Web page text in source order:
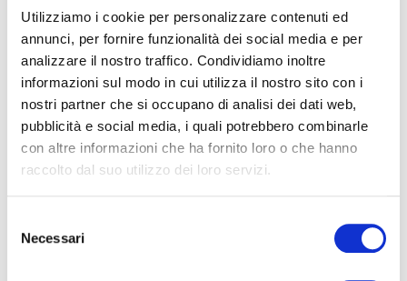
Utilizziamo i cookie per personalizzare contenuti ed
annunci, per fornire funzionalità dei social media e per
analizzare il nostro traffico. Condividiamo inoltre
informazioni sul modo in cui utilizza il nostro sito con i
nostri partner che si occupano di analisi dei dati web,
pubblicità e social media, i quali potrebbero combinarle
con altre informazioni che ha fornito loro o che hanno
raccolto dal suo utilizzo dei loro servizi.
delNecessari
Note di innovazione
pratica — newsletter
Modelli, metodi e strumentiper fare innovazione
con obiettivi di crescita, nella forma in cui li usiamo nei
laboratori di pratica con le PMI: applicabili con le
risorse che un'azienda ha già. Ogni martedì.